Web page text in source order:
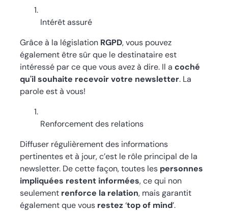
Intérêt assuré
Grâce à la législation RGPD, vous pouvez
également être sûr que le destinataire est
intéressé par ce que vous avez à dire. Il a coché
qu'il souhaite recevoir votre newsletter. La
parole est à vous!
Renforcement des relations
Diffuser régulièrement des informations
pertinentes et à jour, c’est le rôle principal de la
newsletter. De cette façon, toutes les personnes
impliquées restent informées, ce qui non
seulement renforce la relation, mais garantit
également que vous restez‘top of mind’.